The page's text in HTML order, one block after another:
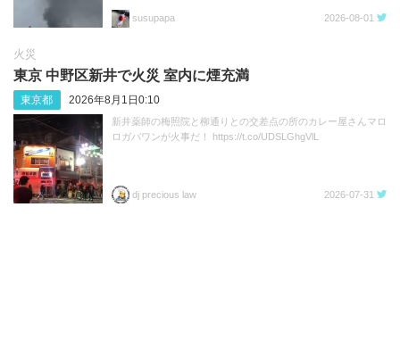
susupapa 2026-08-01
火災
東京 中野区新井で火災 室内に煙充満
東京都 2026年8月1日0:10
新井薬師の梅照院と柳通りとの交差点の所のカレー屋さんマロ
ロガバワンが火事だ！ https://t.co/UDSLGhgVlL
dj precious law 2026-07-31